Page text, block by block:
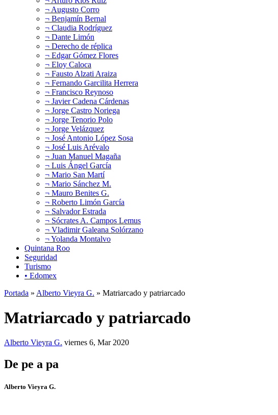
¬ Augusto Corro
¬ Benjamín Bernal
¬ Claudia Rodríguez
¬ Dante Limón
¬ Derecho de réplica
¬ Edgar Gómez Flores
¬ Eloy Caloca
¬ Fausto Alzati Araiza
¬ Fernando Garcilita Herrera
¬ Francisco Reynoso
¬ Javier Cadena Cárdenas
¬ Jorge Castro Noriega
¬ Jorge Tenorio Polo
¬ Jorge Velázquez
¬ José Antonio López Sosa
¬ José Luis Arévalo
¬ Juan Manuel Magaña
¬ Luis Ángel García
¬ Mario San Martí
¬ Mario Sánchez M.
¬ Mauro Benites G.
¬ Roberto Limón García
¬ Salvador Estrada
¬ Sócrates A. Campos Lemus
¬ Vladimir Galeana Solórzano
¬ Yolanda Montalvo
Quintana Roo
Seguridad
Turismo
• Edomex
Portada » Alberto Vieyra G. » Matriarcado y patriarcado
Matriarcado y patriarcado
Alberto Vieyra G. viernes 6, Mar 2020
De pe a pa
Alberto Vieyra G.